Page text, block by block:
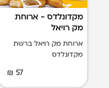
מקדונלדס - ארוחת
מק רויאל
ארוחת מק רויאל ברשת
מקדונלדס
57 ₪